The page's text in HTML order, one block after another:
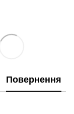
Повернення